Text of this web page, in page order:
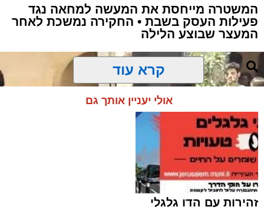
המשטרה מייחסת את המעשה למחאה נגד
פעילות העסק בשבת • החקירה נמשכת לאחר
המעצר שבוצע הלילה
קרא עוד
אולי יעניין אותך גם
זהירות עם הדו גלגלי